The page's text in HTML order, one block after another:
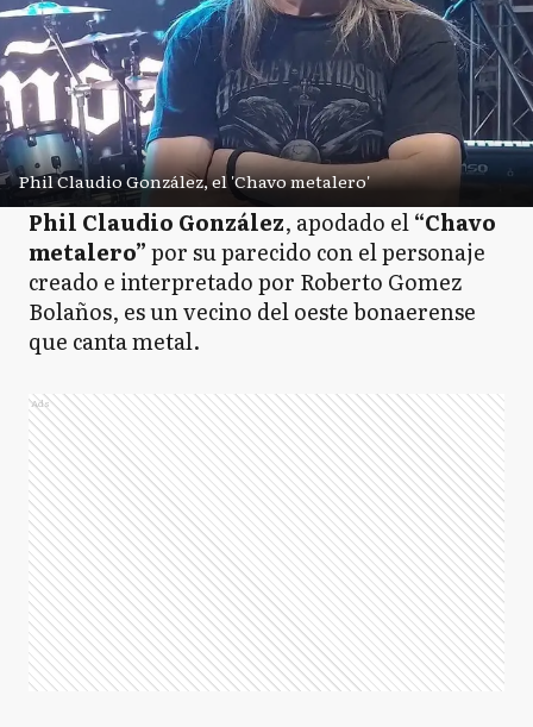
Phil Claudio González, el 'Chavo metalero'
Phil Claudio González, apodado el“Chavo
metalero”por su parecido con el personaje
creado e interpretado por Roberto Gomez
Bolaños, es un vecino del oeste bonaerense
que canta metal.
Ads